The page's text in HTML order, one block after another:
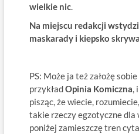
wielkie nic.
Na miejscu redakcji
maskarady i kiepsko
PS: Może ja też założę
przykładOpinia Komiczna,
pisząc, że wiecie,
takie rzeczy egzotyczne dla
poniżej zamieszczę tren